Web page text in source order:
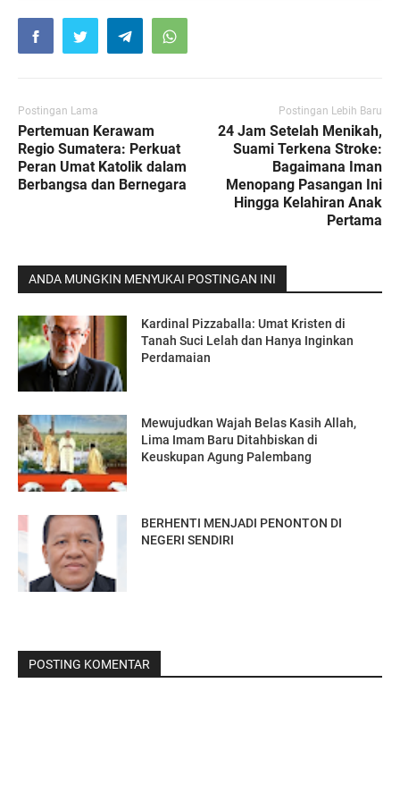
Postingan Lama
Pertemuan Kerawam
Regio Sumatera: Perkuat
Peran Umat Katolik dalam
Berbangsa dan Bernegara
Postingan Lebih Baru
24 Jam Setelah Menikah,
Suami Terkena Stroke:
Bagaimana Iman
Menopang Pasangan Ini
Hingga Kelahiran Anak
Pertama
ANDA MUNGKIN MENYUKAI POSTINGAN INI
Kardinal Pizzaballa: Umat Kristen di
Tanah Suci Lelah dan Hanya Inginkan
Perdamaian
Mewujudkan Wajah Belas Kasih Allah,
Lima Imam Baru Ditahbiskan di
Keuskupan Agung Palembang
BERHENTI MENJADI PENONTON DI
NEGERI SENDIRI
POSTING KOMENTAR